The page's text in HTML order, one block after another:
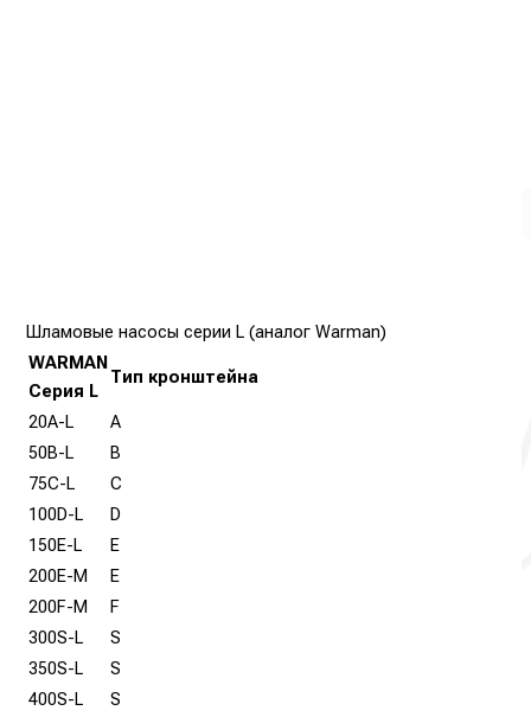
Шламовые насосы серии L (аналог Warman)
WARMAN
Серия L
Тип кронштейна
20A-L
A
50B-L
B
75C-L
C
100D-L
D
150E-L
E
200E-M
E
200F-M
F
300S-L
S
350S-L
S
400S-L
S